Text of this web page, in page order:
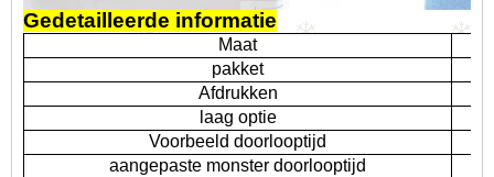
Gedetailleerde informatie
Maat
pakket
Afdrukken
laag optie
Voorbeeld doorlooptijd
aangepaste monster doorlooptijd